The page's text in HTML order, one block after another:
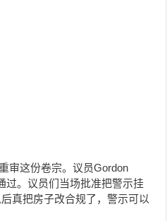
审这份卷宗。议员Gordon
。议员们当场批准把警示挂
真把房子改合规了，警示可以